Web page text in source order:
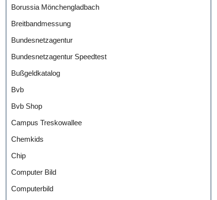
Borussia Mönchengladbach
Breitbandmessung
Bundesnetzagentur
Bundesnetzagentur Speedtest
Bußgeldkatalog
Bvb
Bvb Shop
Campus Treskowallee
Chemkids
Chip
Computer Bild
Computerbild